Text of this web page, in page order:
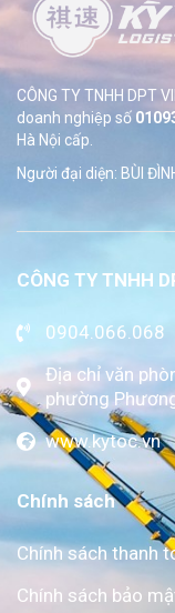
CÔNG TY TNHH DPT
doanh nghiệp số
Hà Nội cấp.
Người đại diện: BÙI
CÔNG TY TNHH
0904.066.068
Địa chỉ văn
phường
www.kytoc.vn
Chính sách
Chính sách thanh
Chính sách bảo